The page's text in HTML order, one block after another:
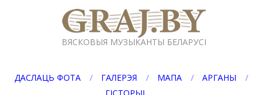
GRAJ.BY
ВЯСКОВЫЯ МУЗЫКАНТЫ БЕЛАРУСІ
ДАСЛАЦЬ ФОТА ГАЛЕРЭЯ МАПА
АРГАНЫ